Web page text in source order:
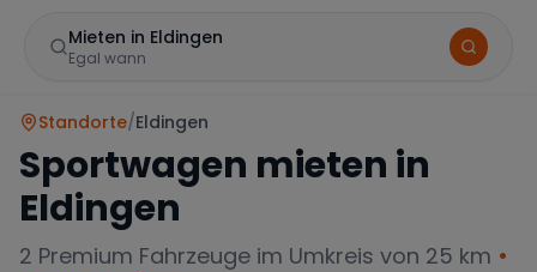
Mieten in Eldingen
Egal wann
Standorte/Eldingen
Sportwagen mieten in
Eldingen
2 Premium Fahrzeuge im Umkreis von 25 km •